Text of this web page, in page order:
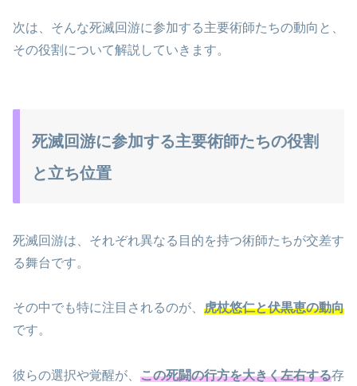
次は、そんな死滅回游に参加する主要術師たちの動向と、
その役割について解説していきます。
死滅回游に参加する主要術師たちの役割
と立ち位置
死滅回游は、それぞれ異なる目的を持つ術師たちが交差す
る舞台です。
その中でも特に注目されるのが、 虎杖悠仁と伏黒恵の動向
です。
彼らの選択や覚醒が、 この死闘の行方を大きく左右する存